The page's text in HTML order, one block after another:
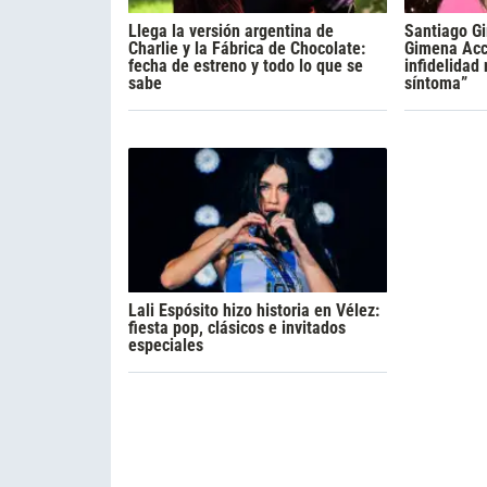
Llega la versión argentina de
Charlie y la Fábrica de Chocolate:
fecha de estreno y todo lo que se
sabe
Santiago
Gimena
infidelidad
síntoma”
Lali Espósito hizo historia en Vélez:
fiesta pop, clásicos e invitados
especiales